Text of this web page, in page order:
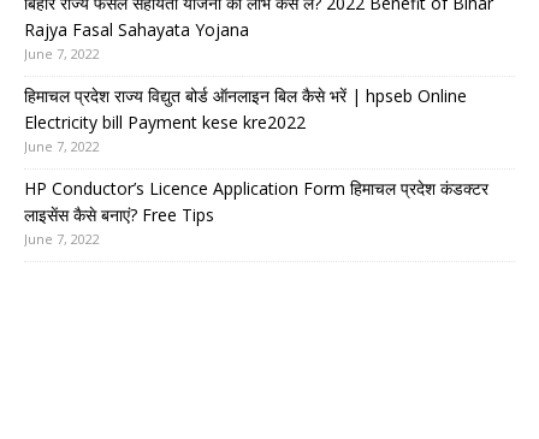
Rajya Fasal Sahayata Yojana
June 7, 2022
हिमाचल प्रदेश राज्य विद्युत बोर्ड ऑनलाइन बिल कैसे भरें | hpseb Online
Electricity bill Payment kese kre2022
June 7, 2022
HP Conductor’s Licence Application Form हिमाचल प्रदेश कंडक्टर
लाइसेंस कैसे बनाएं? Free Tips
June 7, 2022